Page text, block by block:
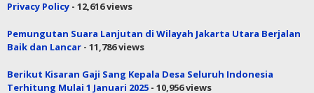
Privacy Policy - 12,616 views
Pemungutan Suara Lanjutan di Wilayah Jakarta Utara Berjalan
Baik dan Lancar - 11,786 views
Berikut Kisaran Gaji Sang Kepala Desa Seluruh Indonesia
Terhitung Mulai 1 Januari 2025 - 10,956 views